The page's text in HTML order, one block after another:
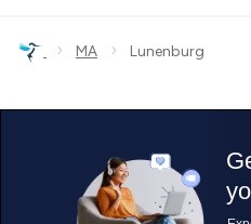
› MA › Lunenburg